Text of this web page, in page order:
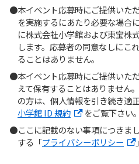
本イベント応募時にご提供いた
を実施するにあたり必要な場合
に株式会社小学館および東宝株
します。応募者の同意なしにこ
ることはありません。
本イベント応募時にご提供いた
えて保有することはありません
の方は、個人情報を引き続き適
小学館 ID 規約
をご覧下さい。
ここに記載のない事項につきま
する「プライバシーポリシー